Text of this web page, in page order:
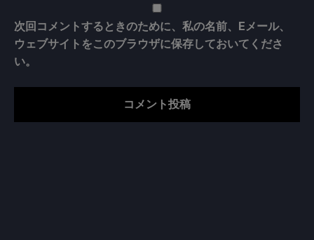
次回コメントするときのために、私の名前、Eメール、
ウェブサイトをこのブラウザに保存しておいてくださ
い。